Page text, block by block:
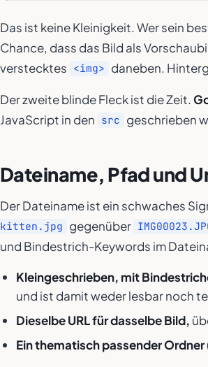
Das ist keine Kleinigkeit. Wer sein
Chance, dass das Bild als
verstecktes <img> daneben.
Der zweite blinde Fleck ist die Zeit.
JavaScript in den src geschrieben
Dateiname, Pfad und
Der Dateiname ist ein schwaches
kitten.jpg gegenüber
und Bindestrich-Keywords im
Kleingeschrieben, mit
und ist damit weder lesbar noch
Dieselbe URL für dasselbe Bild,
Ein thematisch passender Ordner